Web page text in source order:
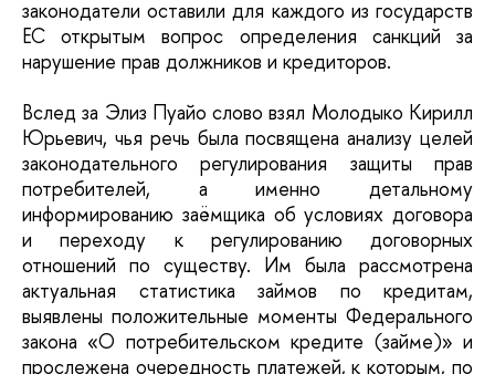
законодатели оставили для каждого из государств
ЕС открытым вопрос определения санкций за
нарушение прав должников и кредиторов.
Вслед за Элиз Пуайо слово взял Молодыко Кирилл
Юрьевич, чья речь была посвящена анализу целей
законодательного регулирования защиты прав
потребителей, а именно детальному
информированию заёмщика об условиях договора
и переходу к регулированию договорных
отношений по существу. Им была рассмотрена
актуальная статистика займов по кредитам,
выявлены положительные моменты Федерального
закона «О потребительском кредите (займе)» и
прослежена очередность платежей, к которым, по